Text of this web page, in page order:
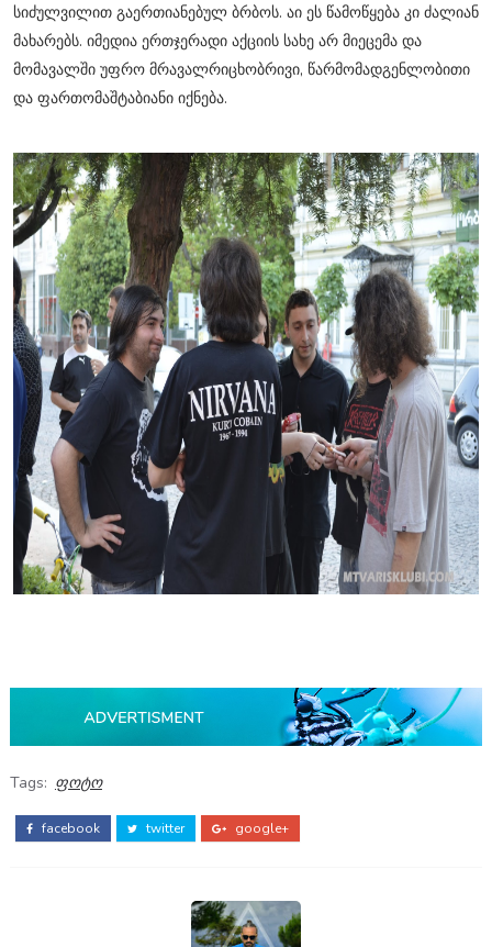
სიძულვილით გაერთიანებულ ბრბოს. აი ეს წამოწყება კი ძალიან
მახარებს. იმედია ერთჯერადი აქციის სახე არ მიეცემა და
მომავალში უფრო მრავალრიცხობრივი, წარმომადგენლობითი
და ფართომაშტაბიანი იქნება.
Tags: ფოტო
facebook twitter google+